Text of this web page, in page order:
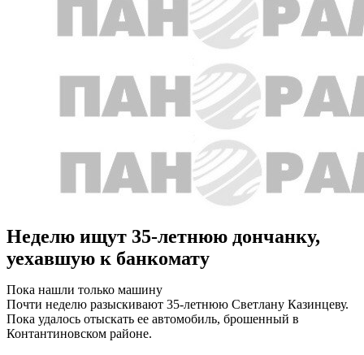
Неделю ищут 35-летнюю дончанку,
уехавшую к банкомату
Пока нашли только машину
Почти неделю разыскивают 35-летнюю Светлану Казинцеву.
Пока удалось отыскать ее автомобиль, брошенный в
Контантиновском районе.